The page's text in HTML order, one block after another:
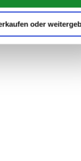
oder